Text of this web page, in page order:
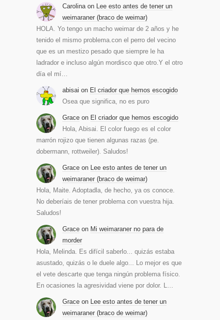
Carolina on Lee esto antes de tener un
weimaraner (braco de weimar)
HOLA. Yo tengo un macho weimar de 2 años y he
tenido el mismo problema.con el perro del vecino
que es un mestizo pesado que siempre le ha
ladrador e incluso algún mordisco que otro.Y el otro
día el mí…
abisai on El criador que hemos escogido
Osea que significa, no es puro
Grace on El criador que hemos escogido
Hola, Abisai. El color fuego es el color
marrón rojizo que tienen algunas razas (pe.
dobermann, rottweiler). Saludos!
Grace on Lee esto antes de tener un
weimaraner (braco de weimar)
Hola, Maite. Adoptadla, de hecho, ya os conoce.
No deberíais de tener problema con vuestra hija.
Saludos!
Grace on Mi weimaraner no para de
morder
Hola, Melinda. Es difícil saberlo... quizás estaba
asustado, quizás o le duele algo... Lo mejor es que
el vete descarte que tenga ningún problema físico.
En ocasiones la agresividad viene por dolor. L…
Grace on Lee esto antes de tener un
weimaraner (braco de weimar)